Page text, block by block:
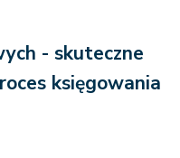
- skuteczne
księgowania